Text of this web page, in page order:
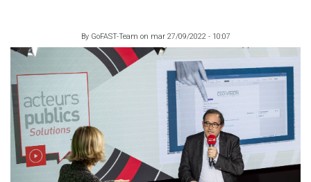
By GoFAST-Team on mar 27/09/2022 - 10:07